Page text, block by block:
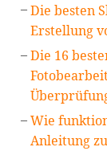
Die besten
Erstellung
Die 16
Wie
Anleitung